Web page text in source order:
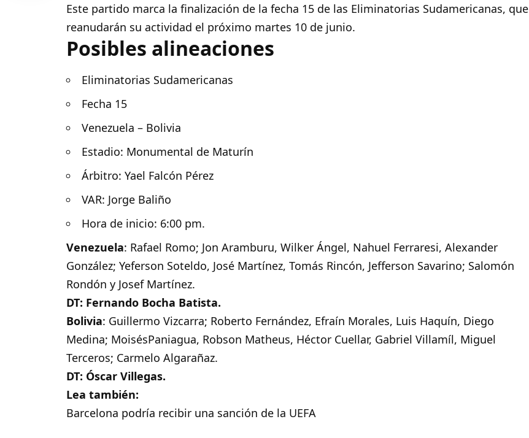
Este partido marca la finalización de la fecha 15 de las Eliminatorias Sudamericanas, que
reanudarán su actividad el próximo martes 10 de junio.
Posibles alineaciones
Eliminatorias Sudamericanas
Fecha 15
Venezuela – Bolivia
Estadio: Monumental de Maturín
Árbitro: Yael Falcón Pérez
VAR: Jorge Baliño
Hora de inicio: 6:00 pm.
Venezuela: Rafael Romo; Jon Aramburu, Wilker Ángel, Nahuel Ferraresi, Alexander
González; Yeferson Soteldo, José Martínez, Tomás Rincón, Jefferson Savarino; Salomón
Rondón y Josef Martínez.
DT: Fernando Bocha Batista.
Bolivia: Guillermo Vizcarra; Roberto Fernández, Efraín Morales, Luis Haquín, Diego
Medina; MoisésPaniagua, Robson Matheus, Héctor Cuellar, Gabriel Villamíl, Miguel
Terceros; Carmelo Algarañaz.
DT: Óscar Villegas.
Lea también:
Barcelona podría recibir una sanción de la UEFA